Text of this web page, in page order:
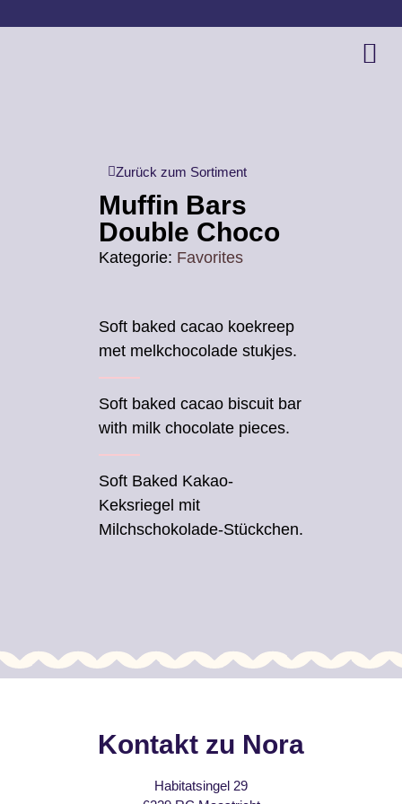
Zurück zum Sortiment
Muffin Bars
Double Choco
Kategorie: Favorites
Soft baked cacao koekreep
met melkchocolade stukjes.
Soft baked cacao biscuit bar
with milk chocolate pieces.
Soft Baked Kakao-
Keksriegel mit
Milchschokolade-Stückchen.
Kontakt zu Nora
Habitatsingel 29